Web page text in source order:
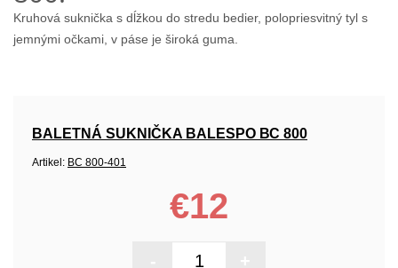
Kruhová suknička s dĺžkou do stredu bedier, polopriesvitný tyl s
jemnými očkami, v páse je široká guma.
BALETNÁ SUKNIČKA BALESPO ВС 800
Artikel: ВС 800-401
€12